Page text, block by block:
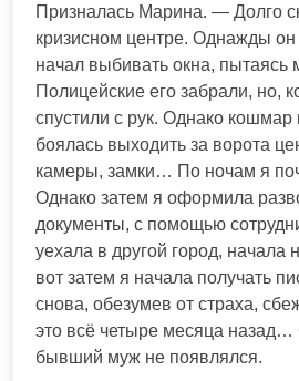
Призналась Марина. — Долго
кризисном центре. Однажды
начал выбивать окна, пытаясь
Полицейские его забрали, но,
спустили с рук. Однако кошмар
боялась выходить за ворота
камеры, замки… По ночам я
Однако затем я оформила
документы, с помощью
уехала в другой город, начала
вот затем я начала получать
снова, обезумев от страха,
это всё четыре месяца
бывший муж не появлялся.